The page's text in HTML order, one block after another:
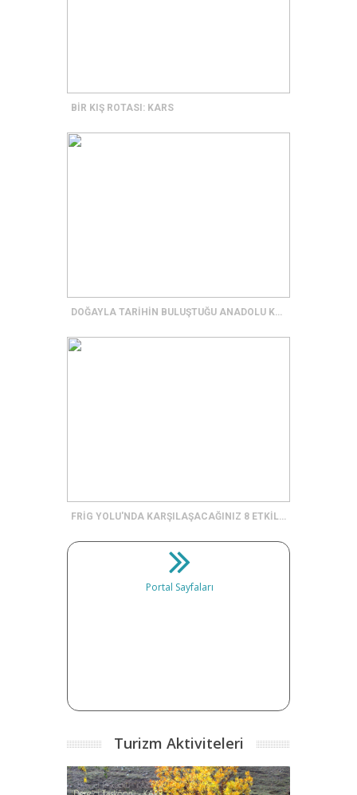
BİR KIŞ ROTASI: KARS
DOĞAYLA TARİHİN BULUŞTUĞU ANADOLU KÖYLERİ
FRİG YOLU'NDA KARŞILAŞACAĞINIZ 8 ETKİLEYİCİ KAYA ANITI
Portal Sayfaları
Turizm Aktiviteleri